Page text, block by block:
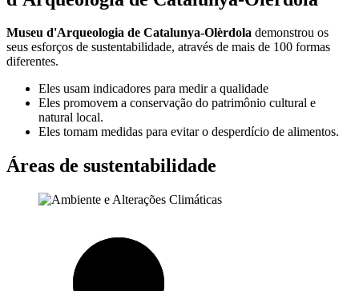
Museu d'Arqueologia de Catalunya-Olèrdola demonstrou os
seus esforços de sustentabilidade, através de mais de 100 formas
diferentes.
Eles usam indicadores para medir a qualidade
Eles promovem a conservação do patrimônio cultural e
natural local.
Eles tomam medidas para evitar o desperdício de alimentos.
Áreas de sustentabilidade